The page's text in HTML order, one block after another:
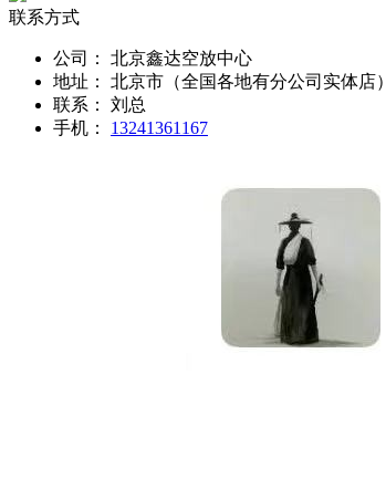
联系方式
公司：
北京鑫达空放中心
地址：
北京市（全国各地有分公司实体店）
联系：
刘总
手机：
13241361167